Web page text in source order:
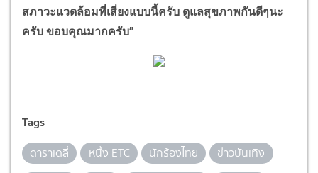
สภาวะแวดล้อมที่เสี่ยงแบบนี้ครับ ดูแลสุขภาพกันดีๆนะ
ครับ ขอบคุณมากครับ”
Tags
ดาราเดลี่ หนึ่ง ETC นักร้องไทย
ข่าวบันเทิง